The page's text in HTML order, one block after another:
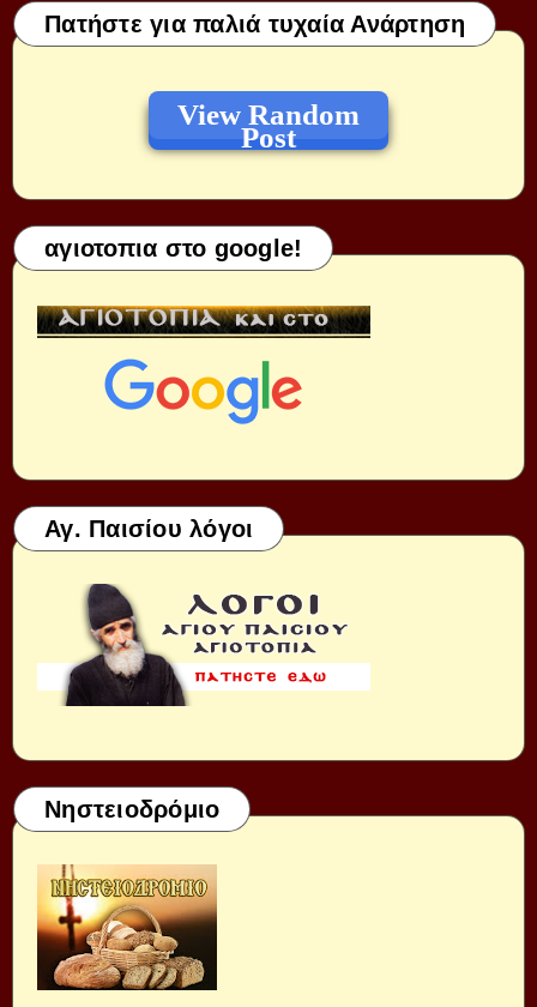
Πατήστε για παλιά τυχαία Ανάρτηση
View Random
Post
αγιοτοπια στο google!
Αγ. Παισίου λόγοι
Νηστειοδρόμιο